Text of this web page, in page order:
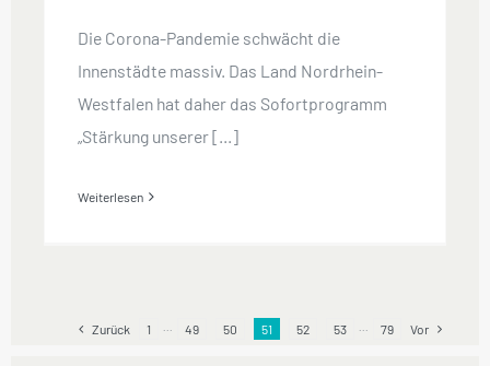
Die Corona-Pandemie schwächt die
Innenstädte massiv. Das Land Nordrhein-
Westfalen hat daher das Sofortprogramm
„Stärkung unserer [...]
Weiterlesen
Zurück 1 ··· 49 50 51 52 53 ··· 79 Vor